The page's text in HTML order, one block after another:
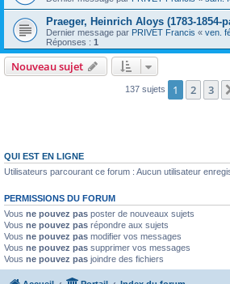
Praeger, Heinrich Aloys (1783-1854-
Dernier message par PRIVET Francis « ven.
Réponses : 1
Nouveau sujet
137 sujets 1 2 3
QUI EST EN LIGNE
Utilisateurs parcourant ce forum : Aucun utilisateur
PERMISSIONS DU FORUM
Vous ne pouvez pas poster de nouveaux sujets
Vous ne pouvez pas répondre aux sujets
Vous ne pouvez pas modifier vos messages
Vous ne pouvez pas supprimer vos messages
Vous ne pouvez pas joindre des fichiers